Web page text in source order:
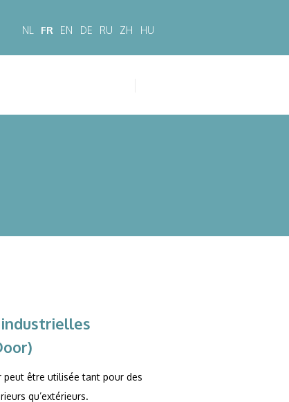
NL FR EN DE RU ZH HU
peut être utilisée tant pour des
qu’extérieurs.